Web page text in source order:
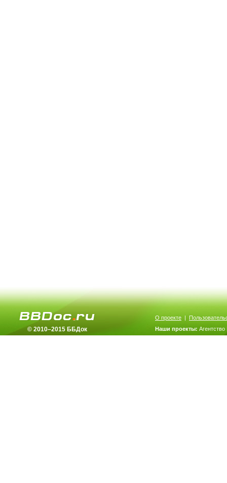
© 2010–2015 ББДок
О проекте |
Наши проекты: